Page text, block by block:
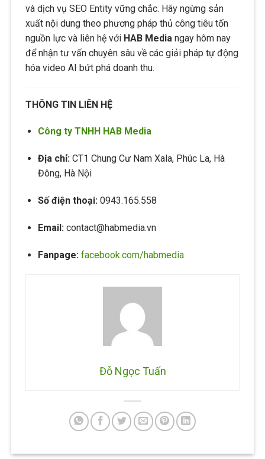
và dịch vụ SEO Entity vững chắc. Hãy ngừng sản
xuất nội dung theo phương pháp thủ công tiêu tốn
nguồn lực và liên hệ với HAB Media ngay hôm nay
để nhận tư vấn chuyên sâu về các giải pháp tự động
hóa video AI bứt phá doanh thu.
THÔNG TIN LIÊN HỆ
Công ty TNHH HAB Media
Địa chỉ: CT1 Chung Cư Nam Xala, Phúc La, Hà
Đông, Hà Nội
Số điện thoại: 0943.165.558
Email: contact@habmedia.vn
Fanpage: facebook.com/habmedia
Đỗ Ngọc Tuấn